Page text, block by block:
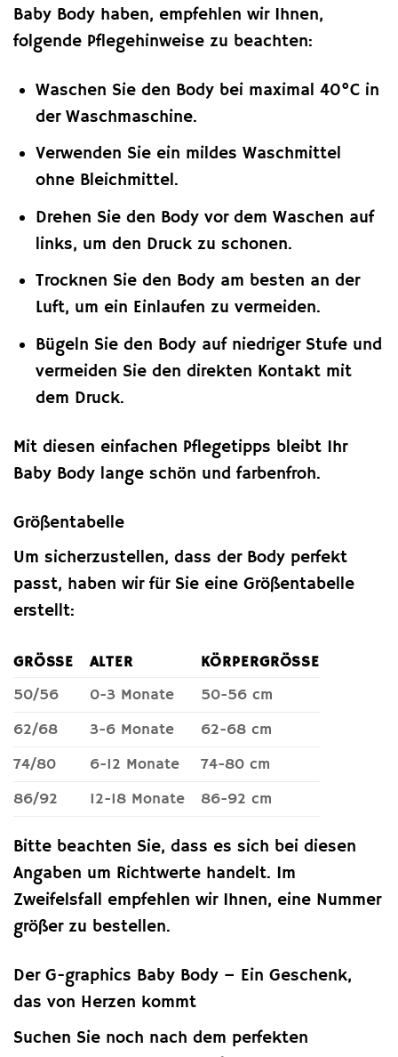
Baby Body haben, empfehlen wir Ihnen,
folgende Pflegehinweise zu beachten:
Waschen Sie den Body bei maximal 40°C in
der Waschmaschine.
Verwenden Sie ein mildes Waschmittel
ohne Bleichmittel.
Drehen Sie den Body vor dem Waschen auf
links, um den Druck zu schonen.
Trocknen Sie den Body am besten an der
Luft, um ein Einlaufen zu vermeiden.
Bügeln Sie den Body auf niedriger Stufe und
vermeiden Sie den direkten Kontakt mit
dem Druck.
Mit diesen einfachen Pflegetipps bleibt Ihr
Baby Body lange schön und farbenfroh.
Größentabelle
Um sicherzustellen, dass der Body perfekt
passt, haben wir für Sie eine Größentabelle
erstellt:
GRÖSSE ALTER
KÖRPERGRÖSSE
50/56
0-3 Monate
50-56 cm
62/68
3-6 Monate
62-68 cm
74/80
6-12 Monate
74-80 cm
86/92
12-18 Monate 86-92 cm
Bitte beachten Sie, dass es sich bei diesen
Angaben um Richtwerte handelt. Im
Zweifelsfall empfehlen wir Ihnen, eine Nummer
größer zu bestellen.
Der G-graphics Baby Body – Ein Geschenk,
das von Herzen kommt
Suchen Sie noch nach dem perfekten